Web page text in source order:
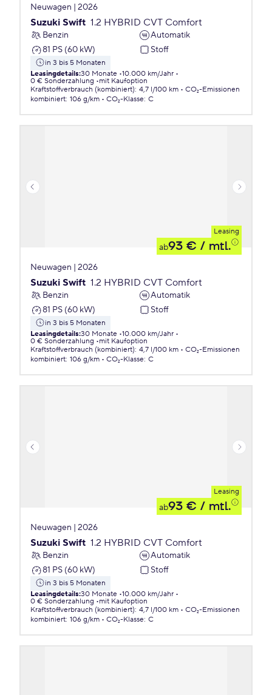
Neuwagen | 2026
Suzuki Swift 1.2 HYBRID CVT Comfort
Benzin
Automatik
81 PS (60 kW)
Stoff
in 3 bis 5 Monaten
Leasingdetails:30 Monate 10.000 km/Jahr
0 € Sonderzahlung
mit Kaufoption
Kraftstoffverbrauch (kombiniert): 4,7 l/100 km
CO₂-Emissionen
kombiniert: 106 g/km CO₂-Klasse: C
Leasing
ab93 € / mtl.
Neuwagen | 2026
Suzuki Swift 1.2 HYBRID CVT Comfort
Benzin
Automatik
81 PS (60 kW)
Stoff
in 3 bis 5 Monaten
Leasingdetails:30 Monate 10.000 km/Jahr
0 € Sonderzahlung
mit Kaufoption
Kraftstoffverbrauch (kombiniert): 4,7 l/100 km
CO₂-Emissionen
kombiniert: 106 g/km CO₂-Klasse: C
Leasing
ab93 € / mtl.
Neuwagen | 2026
Suzuki Swift 1.2 HYBRID CVT Comfort
Benzin
Automatik
81 PS (60 kW)
Stoff
in 3 bis 5 Monaten
Leasingdetails:30 Monate 10.000 km/Jahr
0 € Sonderzahlung
mit Kaufoption
Kraftstoffverbrauch (kombiniert): 4,7 l/100 km
CO₂-Emissionen
kombiniert: 106 g/km CO₂-Klasse: C